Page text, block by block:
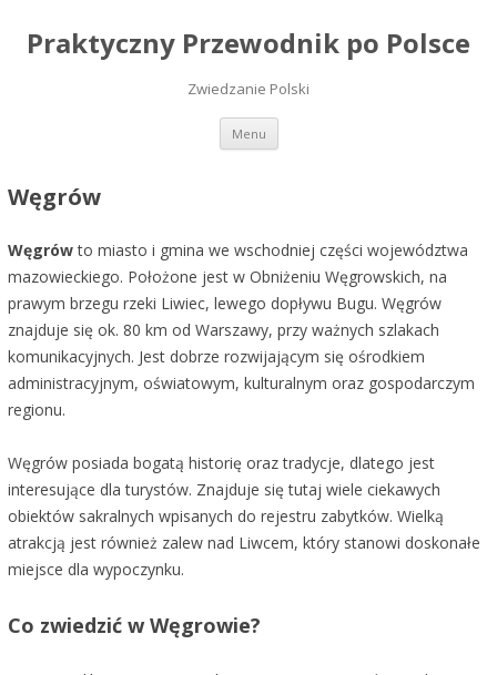
Praktyczny Przewodnik po Polsce
Zwiedzanie Polski
Menu Przeskocz do treści
Węgrów
Węgrówto miasto i gmina we wschodniej części województwa
mazowieckiego. Położone jest w Obniżeniu Węgrowskich, na
prawym brzegu rzeki Liwiec, lewego dopływu Bugu. Węgrów
znajduje się ok. 80 km od Warszawy, przy ważnych szlakach
komunikacyjnych. Jest dobrze rozwijającym się ośrodkiem
administracyjnym, oświatowym, kulturalnym oraz gospodarczym
regionu.
Węgrów posiada bogatą historię oraz tradycje, dlatego jest
interesujące dla turystów. Znajduje się tutaj wiele ciekawych
obiektów sakralnych wpisanych do rejestru zabytków. Wielką
atrakcją jest również zalew nad Liwcem, który stanowi doskonałe
miejsce dla wypoczynku.
Co zwiedzić w Węgrowie?